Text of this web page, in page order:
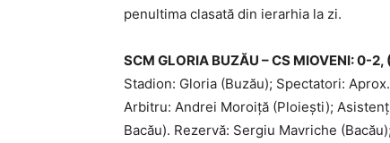
penultima clasată din ierarhia la zi.
SCM GLORIA BUZĂU – CS MIOVENI: 0-
Stadion: Gloria (Buzău); Spectatori:
Arbitru: Andrei Moroiţă (Ploieşti);
Bacău). Rezervă: Sergiu Mavriche